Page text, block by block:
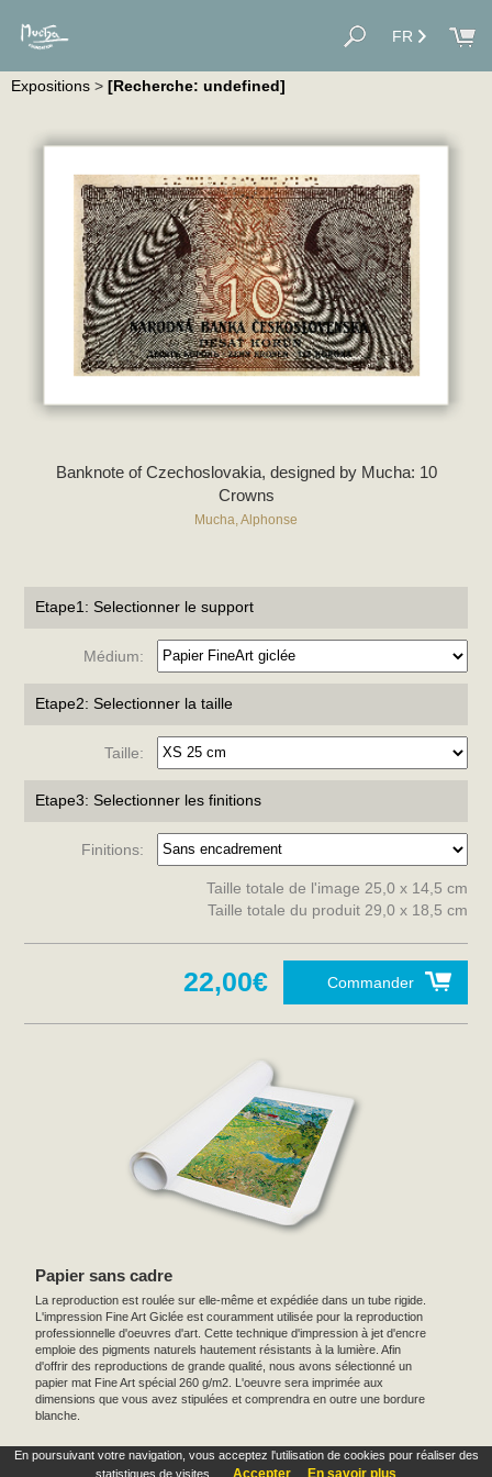
En poursuivant votre navigation, vous acceptez l'utilisation de cookies pour réaliser des
statistiques de visites.
Accepter En savoir plus
FR
Expositions > [Recherche: undefined]
Banknote of Czechoslovakia, designed by Mucha: 10
Crowns
Mucha, Alphonse
Etape1: Selectionner le support
Médium:
Etape2: Selectionner la taille
Taille:
Etape3: Selectionner les finitions
Finitions:
Taille totale de l'image 25,0 x 14,5 cm
Taille totale du produit 29,0 x 18,5 cm
Commander
22,00€
Papier sans cadre
La reproduction est roulée sur elle-même et expédiée dans un tube rigide.
L'impression Fine Art Giclée est couramment utilisée pour la reproduction
professionnelle d'oeuvres d'art. Cette technique d'impression à jet d'encre
emploie des pigments naturels hautement résistants à la lumière. Afin
d'offrir des reproductions de grande qualité, nous avons sélectionné un
papier mat Fine Art spécial 260 g/m2. L'oeuvre sera imprimée aux
dimensions que vous avez stipulées et comprendra en outre une bordure
blanche.
Ces produits sont exclusifs et originaux qui reproduisent avec fidélité maximale à